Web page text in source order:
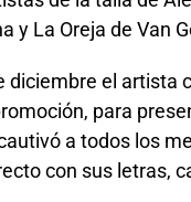
y La Oreja de Van
diciembre el artista
para
a todos los
con sus letras,